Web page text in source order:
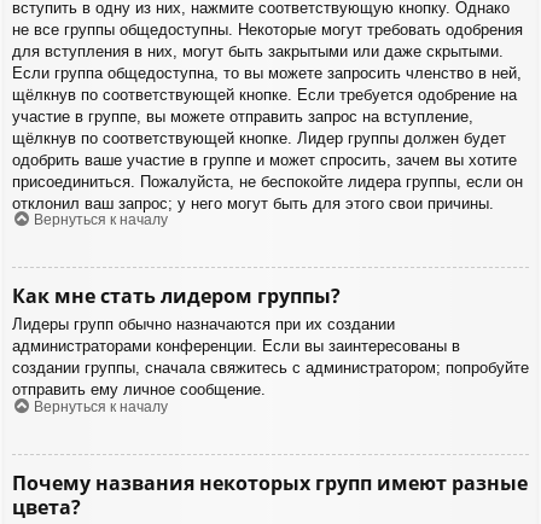
вступить в одну из них, нажмите соответствующую кнопку. Однако
не все группы общедоступны. Некоторые могут требовать одобрения
для вступления в них, могут быть закрытыми или даже скрытыми.
Если группа общедоступна, то вы можете запросить членство в ней,
щёлкнув по соответствующей кнопке. Если требуется одобрение на
участие в группе, вы можете отправить запрос на вступление,
щёлкнув по соответствующей кнопке. Лидер группы должен будет
одобрить ваше участие в группе и может спросить, зачем вы хотите
присоединиться. Пожалуйста, не беспокойте лидера группы, если он
отклонил ваш запрос; у него могут быть для этого свои причины.
Вернуться к началу
Как мне стать лидером группы?
Лидеры групп обычно назначаются при их создании
администраторами конференции. Если вы заинтересованы в
создании группы, сначала свяжитесь с администратором; попробуйте
отправить ему личное сообщение.
Вернуться к началу
Почему названия некоторых групп имеют разные
цвета?